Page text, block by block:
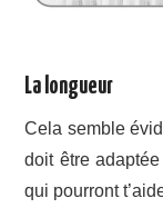
La longueur
Cela semble
doit être
qui pourront